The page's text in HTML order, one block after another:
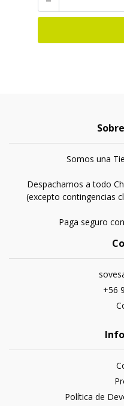
Somos una
Despachamos a todo
(excepto contingencias
Paga seguro
+56
Política de